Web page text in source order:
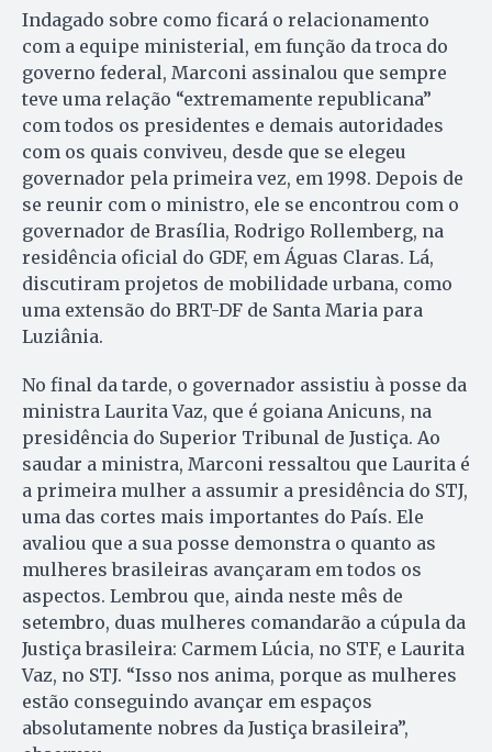
Indagado sobre como ficará o relacionamento
com a equipe ministerial, em função da troca do
governo federal, Marconi assinalou que sempre
teve uma relação “extremamente republicana”
com todos os presidentes e demais autoridades
com os quais conviveu, desde que se elegeu
governador pela primeira vez, em 1998. Depois de
se reunir com o ministro, ele se encontrou com o
governador de Brasília, Rodrigo Rollemberg, na
residência oficial do GDF, em Águas Claras. Lá,
discutiram projetos de mobilidade urbana, como
uma extensão do BRT-DF de Santa Maria para
Luziânia.
No final da tarde, o governador assistiu à posse da
ministra Laurita Vaz, que é goiana Anicuns, na
presidência do Superior Tribunal de Justiça. Ao
saudar a ministra, Marconi ressaltou que Laurita é
a primeira mulher a assumir a presidência do STJ,
uma das cortes mais importantes do País. Ele
avaliou que a sua posse demonstra o quanto as
mulheres brasileiras avançaram em todos os
aspectos. Lembrou que, ainda neste mês de
setembro, duas mulheres comandarão a cúpula da
Justiça brasileira: Carmem Lúcia, no STF, e Laurita
Vaz, no STJ. “Isso nos anima, porque as mulheres
estão conseguindo avançar em espaços
absolutamente nobres da Justiça brasileira”,